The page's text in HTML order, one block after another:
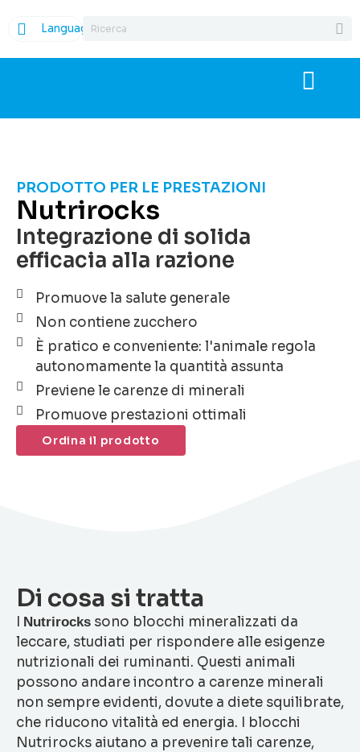
Language
PRODOTTO PER LE PRESTAZIONI
Nutrirocks
Integrazione di solida
efficacia alla razione
Promuove la salute generale
Non contiene zucchero
È pratico e conveniente: l'animale regola
autonomamente la quantità assunta
Previene le carenze di minerali
Promuove prestazioni ottimali
Ordina il prodotto
Di cosa si tratta
Nutrirocks sono blocchi mineralizzati da
leccare, studiati per rispondere alle esigenze
nutrizionali dei ruminanti. Questi animali
possono andare incontro a carenze minerali
non sempre evidenti, dovute a diete squilibrate,
che riducono vitalità ed energia. I blocchi
Nutrirocks aiutano a prevenire tali carenze,